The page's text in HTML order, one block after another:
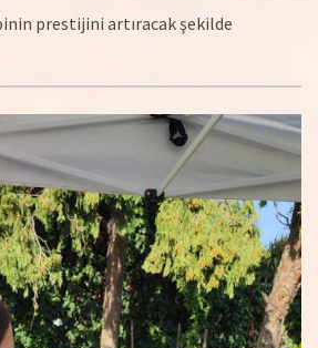
prestijini artıracak şekilde